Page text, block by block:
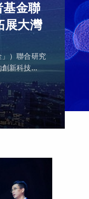
基金聯
展大灣
）聯合研究
新科技...